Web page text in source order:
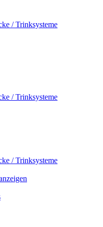
/ Trinksysteme
/ Trinksysteme
/ Trinksysteme